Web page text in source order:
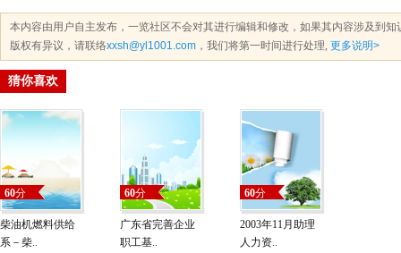
本内容由用户自主发布，一览社区不会对其进行编辑和修改，如果其内容涉及到
版权有异议，请联络xxsh@yl1001.com ，我们将第一时间进行处理, 更多说明>
猜你喜欢
60分
柴油机燃料供给
系－柴..
60分
广东省完善企业
职工基..
60分
2003年11月助理
人力资..